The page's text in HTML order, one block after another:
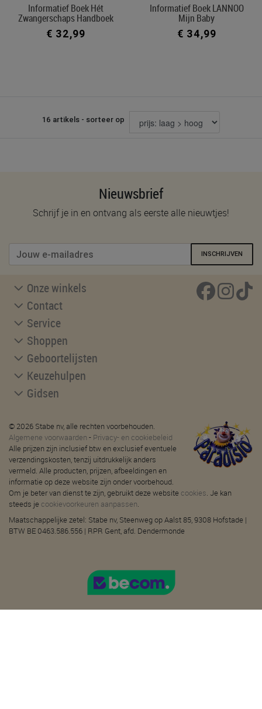
Informatief Boek Hét
Zwangerschaps Handboek
€ 32,99
Informatief Boek LANNOO
Mijn Baby
€ 34,99
16 artikels - sorteer op
Nieuwsbrief
Schrijf je in en ontvang als eerste alle nieuwtjes!
INSCHRIJVEN
Onze winkels
Contact
Service
Shoppen
Geboortelijsten
Keuzehulpen
Gidsen
© 2026 Stabe nv, alle rechten voorbehouden.
Algemene voorwaarden - Privacy- en cookiebeleid
Alle prijzen zijn inclusief btw en exclusief eventuele
verzendingskosten, tenzij uitdrukkelijk anders
vermeld. Alle producten, prijzen, afbeeldingen en
informatie op deze website zijn onder voorbehoud.
Om je beter van dienst te zijn, gebruikt deze website cookies. Je kan
steeds je cookievoorkeuren aanpassen.
Maatschappelijke zetel: Stabe nv, Steenweg op Aalst 85, 9308 Hofstade |
BTW BE 0463.586.556 | RPR Gent, afd. Dendermonde